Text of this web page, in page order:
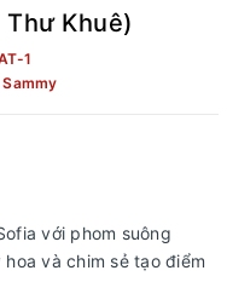
Thư Khuê)
1
với phom suông
và chim sẻ tạo điểm